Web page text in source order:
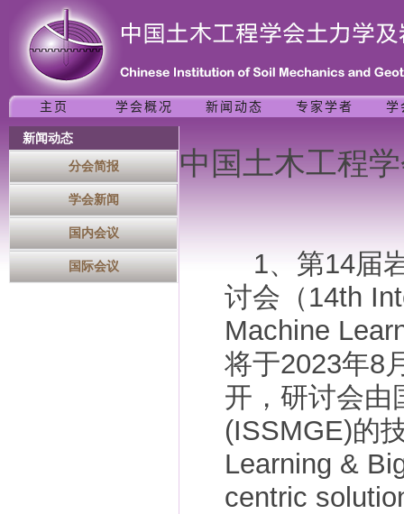
新闻动态
分会简报
学会新闻
国内会议
国际会议
中国土木工程
1、第14届
讨会（14th
Machine
将于2023年8
开，研讨会由
(ISSMGE)的
Learning &
centric